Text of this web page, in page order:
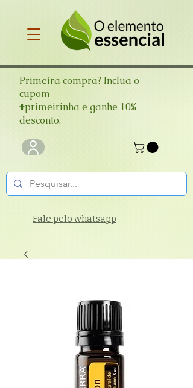
Primeira compra? Inclua o
cupom
#primeirinha e ganhe 10%
desconto.
Fale pelo whatsapp